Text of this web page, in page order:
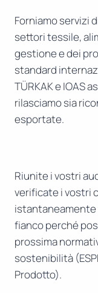
Forniamo servizi
settori tessile,
gestione e dei
standard
TÜRKAK e IOAS
rilasciamo sia
esportate.
Riunite i vostri
verificate i vostri
istantaneamente
fianco perché
prossima
sostenibilità
Prodotto).